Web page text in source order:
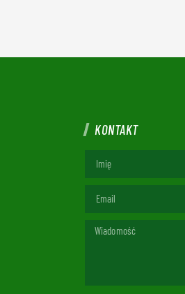
KONTAKT